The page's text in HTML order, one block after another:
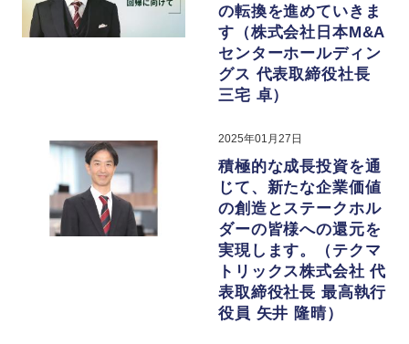
の転換を進めていきま
す（株式会社日本M&A
センターホールディン
グス 代表取締役社長
三宅 卓）
2025年01月27日
積極的な成長投資を通
じて、新たな企業価値
の創造とステークホル
ダーの皆様への還元を
実現します。（テクマ
トリックス株式会社 代
表取締役社長 最高執行
役員 矢井 隆晴）